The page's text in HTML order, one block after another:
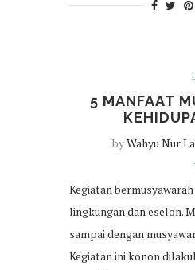
5 MANFAAT
byWahyu Nur
Kegiatan
lingkungan dan eselon.
sampai dengan
Kegiatan ini konon